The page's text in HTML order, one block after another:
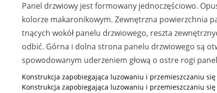
Panel drzwiowy jest formowany jednoczęściowo.
kolorze makaronikowym. Zewnętrzna powierzchnia
tnących wokół panelu drzwiowego, reszta
odbić. Górna i dolna strona panelu drzwiowego są
spowodowanym uderzeniem głową o ostre rogi
Konstrukcja zapobiegająca luzowaniu i przemieszczaniu
Konstrukcja zapobiegająca luzowaniu i przemieszczaniu